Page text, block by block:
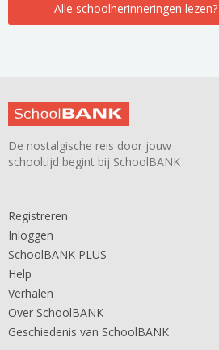
Alle schoolherinneringen
De nostalgische reis door jouw
schooltijd begint bij SchoolBANK
Registreren
Inloggen
SchoolBANK PLUS
Help
Verhalen
Over SchoolBANK
Geschiedenis van SchoolBANK